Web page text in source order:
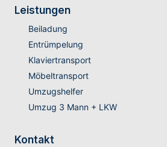
Leistungen
Beiladung
Entrümpelung
Klaviertransport
Möbeltransport
Umzugshelfer
Umzug 3 Mann + LKW
Kontakt